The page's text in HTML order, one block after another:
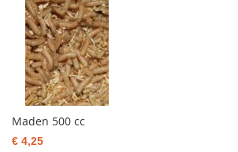
Maden 500 cc
€ 4,25